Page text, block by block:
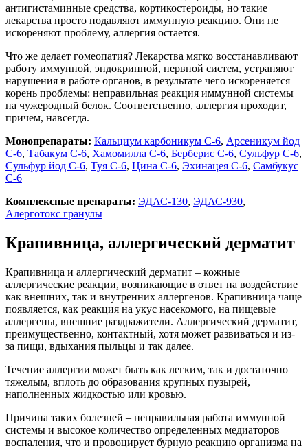
антигистаминные средства, кортикостероиды, но такие
лекарства просто подавляют иммунную реакцию. Они не
искореняют проблему, аллергия остается.
Что же делает гомеопатия? Лекарства мягко восстанавливают
работу иммунной, эндокринной, нервной систем, устраняют
нарушения в работе органов, в результате чего искореняется
корень проблемы: неправильная реакция иммунной системы
на чужеродный белок. Соответственно, аллергия проходит,
причем, навсегда.
Монопрепараты: Кальциум карбоникум С-6, Арсеникум йод
С-6, Табакум С-6, Хамомилла С-6, Берберис С-6, Сульфур С-6,
Сульфур йод С-6, Туя С-6, Цина С-6, Эхинацея С-6, Самбукус
С-6
Комплексные препараты: ЭДАС-130, ЭДАС-930,
Алерготокс гранулы
Крапивница, аллергический дерматит
Крапивница и аллергический дерматит – кожные
аллергические реакции, возникающие в ответ на воздействие
как внешних, так и внутренних аллергенов. Крапивница чаще
появляется, как реакция на укус насекомого, на пищевые
аллергены, внешние раздражители. Аллергический дерматит,
преимущественно, контактный, хотя может развиваться и из-
за пищи, вдыхания пыльцы и так далее.
Течение аллергии может быть как легким, так и достаточно
тяжелым, вплоть до образования крупных пузырей,
наполненных жидкостью или кровью.
Причина таких болезней – неправильная работа иммунной
системы и высокое количество определенных медиаторов
воспаления, что и провоцирует бурную реакцию организма на